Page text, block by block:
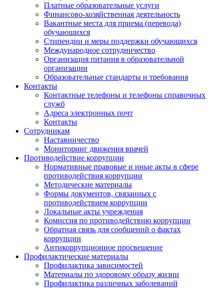
Платные образовательные услуги
Финансово-хозяйственная деятельность
Вакантные места для приема (перевода)
обучающихся
Стипендии и меры поддержки обучающихся
Международное сотрудничество
Организация питания в образовательной
организации
Образовательные стандарты и требования
Контакты
Контактные телефоны и телефоны справочных
служб
Адреса электронных почт
Контакты
Сотрудникам
Наставничество
Мониторинг движения врачей
Противодействие коррупции
Нормативные правовые и иные акты в сфере
противодействия коррупции
Методические материалы
Формы документов, связанных с
противодействием коррупции
Локальные акты учреждения
Комиссия по противодействию коррупции
Обратная связь для сообщений о фактах
коррупции
Антикоррупционное просвещение
Профилактические материалы
Профилактика зависимостей
Материалы по здоровому образу жизни
Профилактика различных заболеваний